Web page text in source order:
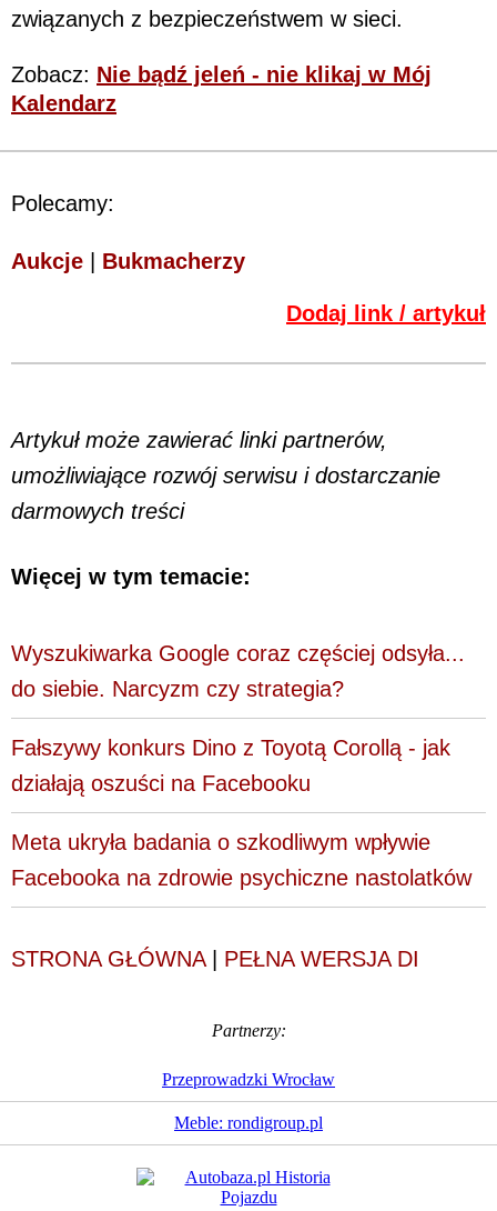
związanych z bezpieczeństwem w sieci.
Zobacz: Nie bądź jeleń - nie klikaj w Mój
Kalendarz
Polecamy:
Aukcje Bukmacherzy
Dodaj link / artykuł
Artykuł może zawierać linki partnerów,
umożliwiające rozwój serwisu i dostarczanie
darmowych treści
Więcej w tym temacie:
Wyszukiwarka Google coraz częściej odsyła...
do siebie. Narcyzm czy strategia?
Fałszywy konkurs Dino z Toyotą Corollą - jak
działają oszuści na Facebooku
Meta ukryła badania o szkodliwym wpływie
Facebooka na zdrowie psychiczne nastolatków
STRONA GŁÓWNA| PEŁNA WERSJA DI
Partnerzy:
Przeprowadzki Wrocław
Meble: rondigroup.pl